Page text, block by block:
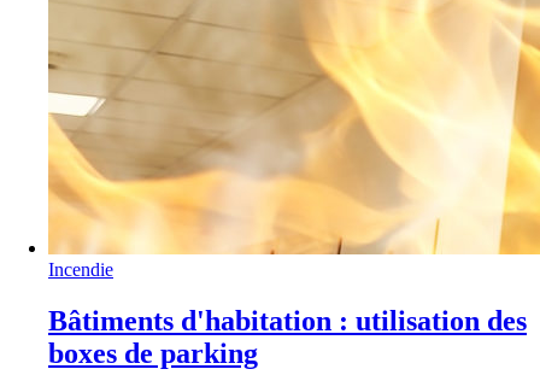
Incendie
Bâtiments d'habitation : utilisation des
boxes de parking